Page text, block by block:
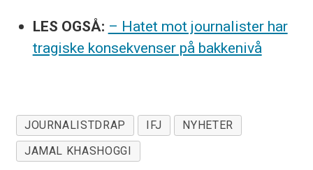
LES OGSÅ: – Hatet mot journalister har
tragiske konsekvenser på bakkenivå
JOURNALISTDRAP IFJ
NYHETER
JAMAL KHASHOGGI